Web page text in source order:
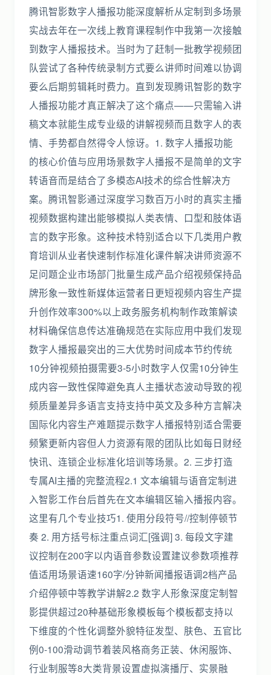
腾讯智影数字人播报功能深度解析从定制到多场景
实战去年在一次线上教育课程制作中我第一次接触
到数字人播报技术。当时为了赶制一批教学视频团
队尝试了各种传统录制方式要么讲师时间难以协调
要么后期剪辑耗时费力。直到发现腾讯智影的数字
人播报功能才真正解决了这个痛点——只需输入讲
稿文本就能生成专业级的讲解视频而且数字人的表
情、手势都自然得令人惊讶。1. 数字人播报功能
的核心价值与应用场景数字人播报不是简单的文字
转语音而是结合了多模态AI技术的综合性解决方
案。腾讯智影通过深度学习数百万小时的真实主播
视频数据构建出能够模拟人类表情、口型和肢体语
言的数字形象。这种技术特别适合以下几类用户教
育培训从业者快速制作标准化课件解决讲师资源不
足问题企业市场部门批量生成产品介绍视频保持品
牌形象一致性新媒体运营者日更短视频内容生产提
升创作效率300%以上政务服务机构制作政策解读
材料确保信息传达准确规范在实际应用中我们发现
数字人播报最突出的三大优势时间成本节约传统
10分钟视频拍摄需要3-5小时数字人仅需10分钟生
成内容一致性保障避免真人主播状态波动导致的视
频质量差异多语言支持支持中英文及多种方言解决
国际化内容生产难题提示数字人播报特别适合需要
频繁更新内容但人力资源有限的团队比如每日财经
快讯、连锁企业标准化培训等场景。2. 三步打造
专属AI主播的完整流程2.1 文本编辑与语音定制进
入智影工作台后首先在文本编辑区输入播报内容。
这里有几个专业技巧1. 使用分段符号//控制停顿节
奏 2. 用方括号标注重点词汇[强调] 3. 每段文字建
议控制在200字以内语音参数设置建议参数项推荐
值适用场景语速160字/分钟新闻播报语调2档产品
介绍停顿中等教学讲解2.2 数字人形象深度定制智
影提供超过20种基础形象模板每个模板都支持以
下维度的个性化调整外貌特征发型、肤色、五官比
例0-100滑动调节着装风格商务正装、休闲服饰、
行业制服等8大类背景设置虚拟演播厅、实景融